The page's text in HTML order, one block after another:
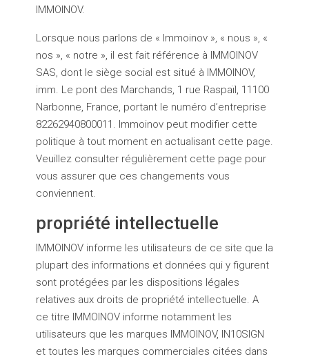
IMMOINOV.
Lorsque nous parlons de « Immoinov », « nous », «
nos », « notre », il est fait référence à IMMOINOV
SAS, dont le siège social est situé à IMMOINOV,
imm. Le pont des Marchands, 1 rue Raspaïl, 11100
Narbonne, France, portant le numéro d’entreprise
82262940800011. Immoinov peut modifier cette
politique à tout moment en actualisant cette page.
Veuillez consulter régulièrement cette page pour
vous assurer que ces changements vous
conviennent.
propriété intellectuelle
IMMOINOV informe les utilisateurs de ce site que la
plupart des informations et données qui y figurent
sont protégées par les dispositions légales
relatives aux droits de propriété intellectuelle. A
ce titre IMMOINOV informe notamment les
utilisateurs que les marques IMMOINOV, IN10SIGN
et toutes les marques commerciales citées dans